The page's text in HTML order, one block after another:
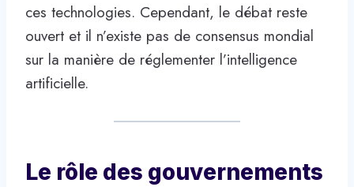
ces technologies. Cependant, le débat reste
ouvert et il n’existe pas de consensus mondial
sur la manière de réglementer l’intelligence
artificielle.
Le rôle des gouvernements